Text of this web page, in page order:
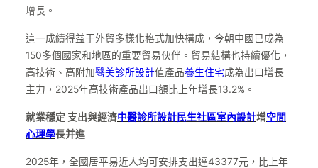
增長。
這一成績得益于外貿多樣化格式加快構成，今朝中國已成為
150多個國家和地區的重要貿易伙伴。貿易結構也持續優化，
高技術、高附加醫美診所設計值產品養生住宅成為出口增長
主力，2025年高技術產品出口額比上年增長13.2%。
就業穩定 支出與經濟中醫診所設計民生社區室內設計增空間
心理學長并進
2025年，全國居平易近人均可安排支出達43377元，比上年